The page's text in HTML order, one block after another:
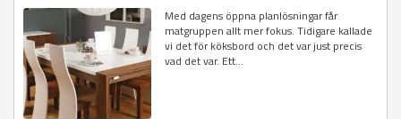
Med dagens öppna planlösningar får
matgruppen allt mer fokus. Tidigare kallade
vi det för köksbord och det var just precis
vad det var. Ett...